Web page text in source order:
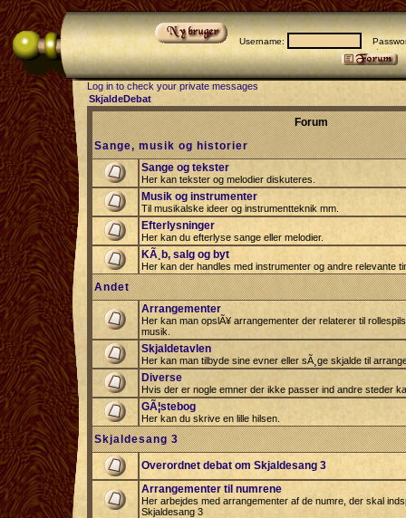
Username:
Log in to check your private messages
SkjaldeDebat
Forum
Sange, musik og historier
Sange og tekster
Her kan tekster og melodier diskuteres.
Musik og instrumenter
Til musikalske ideer og instrumentteknik mm.
Efterlysninger
Her kan du efterlyse sange eller melodier.
KÃ¸b, salg og byt
Her kan der handles med instrumenter og andre relevante
Andet
Arrangementer
Her kan man opslÃ¥ arrangementer der relaterer til
musik.
Skjaldetavlen
Her kan man tilbyde sine evner eller sÃ¸ge skjalde til
Diverse
Hvis der er nogle emner der ikke passer ind andre steder
GÃ¦stebog
Her kan du skrive en lille hilsen.
Skjaldesang 3
Overordnet debat om Skjaldesang 3
Arrangementer til numrene
Her arbejdes med arrangementer af de numre, der skal
Skjaldesang 3